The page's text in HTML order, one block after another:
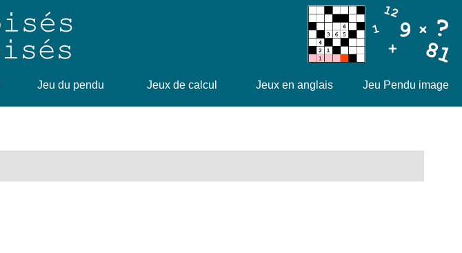
Jeu du pendu Jeux de calcul Jeux en anglais Jeu Pendu image